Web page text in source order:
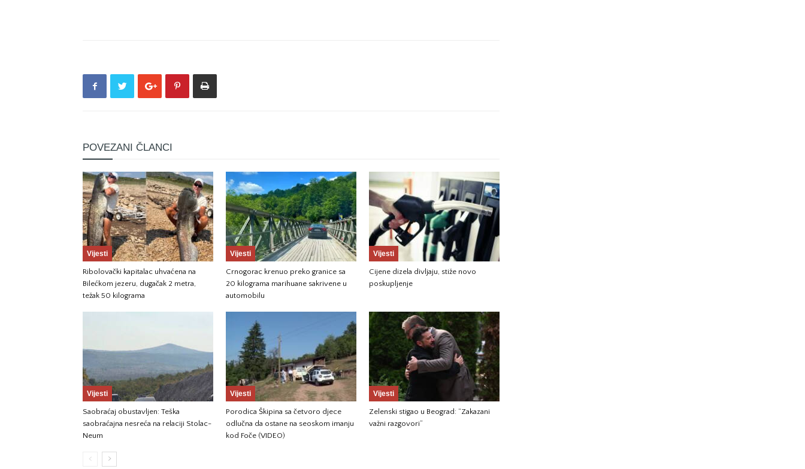
POVEZANI ČLANCI
Vijesti
Ribolovački kapitalac uhvaćena na
Bilećkom jezeru, dugačak 2 metra,
težak 50 kilograma
Vijesti
Crnogorac krenuo preko granice sa
20 kilograma marihuane sakrivene u
automobilu
Vijesti
Cijene dizela divljaju, stiže novo
poskupljenje
Vijesti
Saobraćaj obustavljen: Teška
saobraćajna nesreća na relaciji Stolac-
Neum
Vijesti
Porodica Škipina sa četvoro djece
odlučna da ostane na seoskom imanju
kod Foče (VIDEO)
Vijesti
Zelenski stigao u Beograd: “Zakazani
važni razgovori”